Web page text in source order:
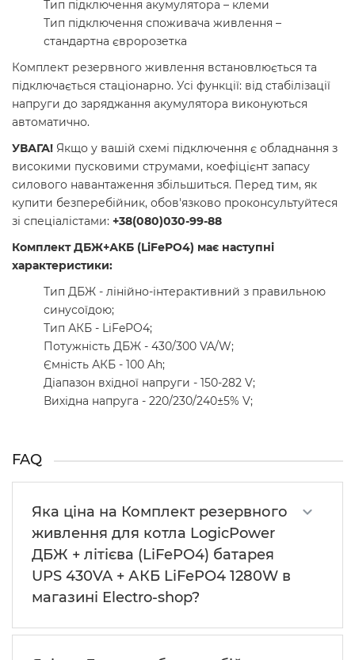
Тип підключення акумулятора – клеми
Тип підключення споживача живлення –
стандартна євророзетка
Комплект резервного живлення встановлюється та
підключається стаціонарно. Усі функції: від стабілізації
напруги до заряджання акумулятора виконуються
автоматично.
УВАГА! Якщо у вашій схемі підключення є обладнання з
високими пусковими струмами, коефіцієнт запасу
силового навантаження збільшиться. Перед тим, як
купити безперебійник, обов'язково проконсультуйтеся
зі спеціалістами: +38(080)030-99-88
Комплект ДБЖ+АКБ (LiFePO4) має наступні
характеристики:
Тип ДБЖ - лінійно-інтерактивний з правильною
синусоїдою;
Тип АКБ - LiFePO4;
Потужність ДБЖ - 430/300 VA/W;
Ємність АКБ - 100 Ah;
Діапазон вхідної напруги - 150-282 V;
Вихідна напруга - 220/230/240±5% V;
FAQ
Яка ціна на Комплект резервного
живлення для котла LogicPower
ДБЖ + літієва (LiFePO4) батарея
UPS 430VA + АКБ LiFePO4 1280W в
магазині Electro-shop?